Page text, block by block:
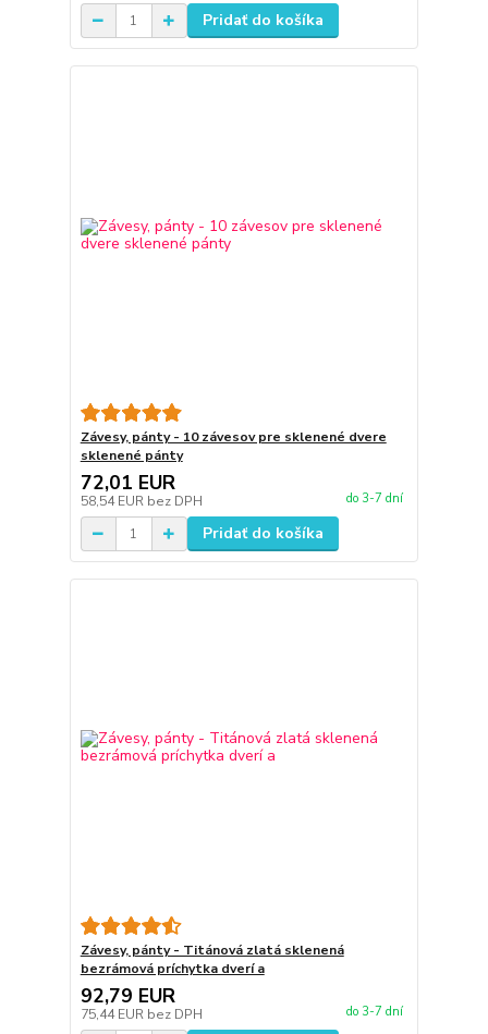
Pridať do košíka
Závesy, pánty - 10 závesov pre sklenené dvere
sklenené pánty
72,01 EUR
58,54 EUR bez DPH do 3-7 dní
Pridať do košíka
Závesy, pánty - Titánová zlatá sklenená
bezrámová príchytka dverí a
92,79 EUR
75,44 EUR bez DPH do 3-7 dní